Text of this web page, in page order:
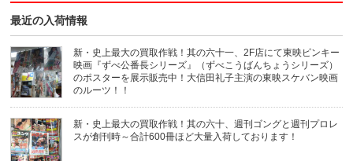
開
き
ま
す)
最近の入荷情報
新・史上最大の買取作戦！其の六十一、2F店にて東映ピンキー
映画『ずべ公番長シリーズ』（ずべこうばんちょうシリーズ）
のポスターを展示販売中！大信田礼子主演の東映スケバン映画
のルーツ！！
新・史上最大の買取作戦！其の六十、週刊ゴングと週刊プロレ
スが創刊時～合計600冊ほど大量入荷しております！